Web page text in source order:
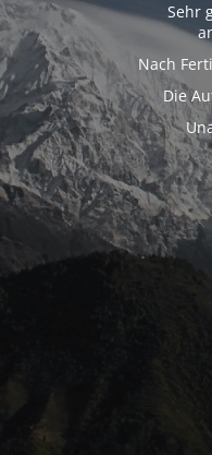
Sehr
Nach
Die